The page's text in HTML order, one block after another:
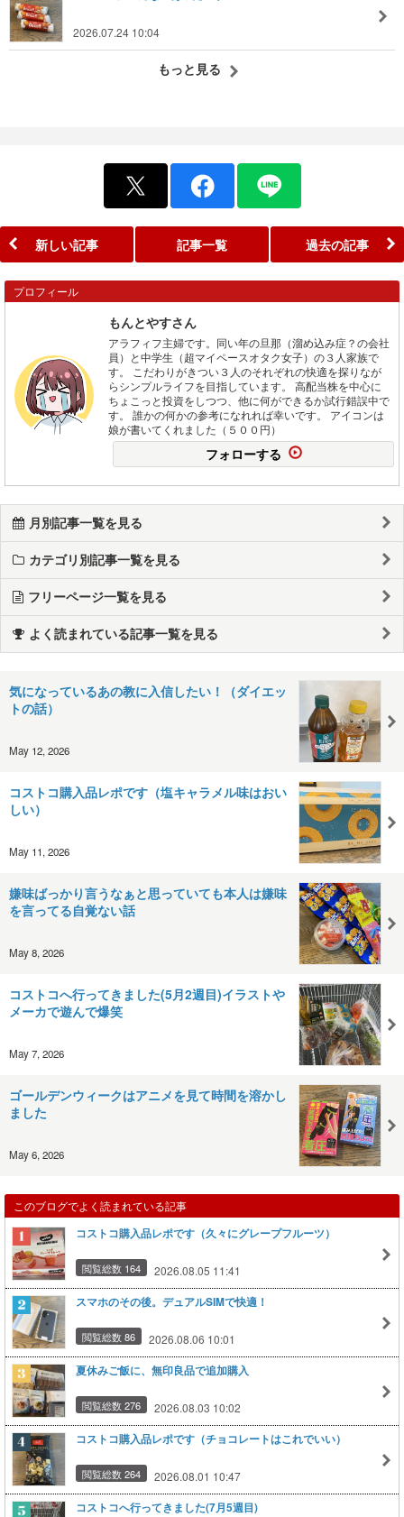
2026.07.24 10:04
もっと見る
新しい記事 記事一覧 過去の記事
プロフィール
もんとやすさん
アラフィフ主婦です。同い年の旦那（溜め込み症？の会社
員）と中学生（超マイペースオタク女子）の３人家族で
す。 こだわりがきつい３人のそれぞれの快適を探りなが
らシンプルライフを目指しています。 高配当株を中心に
ちょこっと投資をしつつ、他に何ができるか試行錯誤中で
す。 誰かの何かの参考になれれば幸いです。 アイコンは
娘が書いてくれました（５００円）
フォローする
月別記事一覧を見る
カテゴリ別記事一覧を見る
フリーページ一覧を見る
よく読まれている記事一覧を見る
気になっているあの教に入信したい！（ダイエッ
トの話）
May 12, 2026
コストコ購入品レポです（塩キャラメル味はおい
しい）
May 11, 2026
嫌味ばっかり言うなぁと思っていても本人は嫌味
を言ってる自覚ない話
May 8, 2026
コストコへ行ってきました(5月2週目)イラストや
メーカで遊んで爆笑
May 7, 2026
ゴールデンウィークはアニメを見て時間を溶かし
ました
May 6, 2026
このブログでよく読まれている記事
コストコ購入品レポです（久々にグレープフルーツ）
閲覧総数 164 2026.08.05 11:41
スマホのその後。デュアルSIMで快適！
閲覧総数 86 2026.08.06 10:01
夏休みご飯に、無印良品で追加購入
閲覧総数 276 2026.08.03 10:02
コストコ購入品レポです（チョコレートはこれでいい）
閲覧総数 264 2026.08.01 10:47
コストコへ行ってきました(7月5週目)